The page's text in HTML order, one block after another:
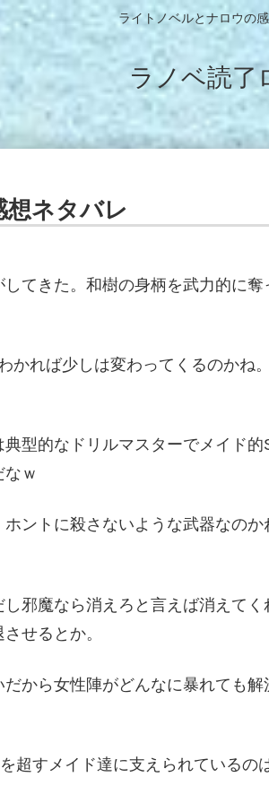
ライトノベルとナロウの感
ラノベ読了
想ネタバレ
てきた。和樹の身柄を武力的に奪
かれば少しは変わってくるのかね
型的なドリルマスターでメイド的
ｗ
ントに殺さないような武器なのか
邪魔なら消えろと言えば消えて
せるとか。
から女性陣がどんなに暴れても
超すメイド達に支えられているの